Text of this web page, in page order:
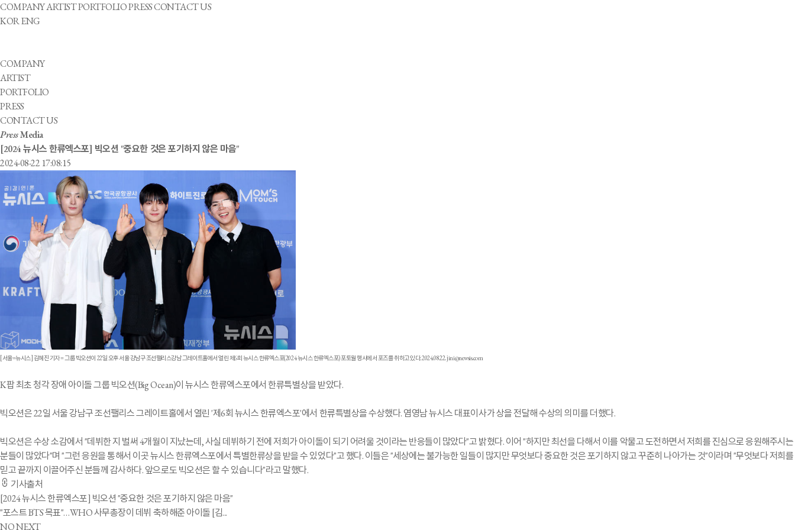
COMPANYARTISTPORTFOLIOPRESSCONTACT US
KORENG
COMPANY
ARTIST
PORTFOLIO
PRESS
CONTACT US
PressMedia
[2024 뉴시스 한류엑스포] 빅오션 "중요한 것은 포기하지 않은 마음"
2024-08-22 17:08:15
[서울=뉴시스] 김혜진 기자 = 그룹 빅오션이 22일 오후 서울 강남구 조선팰리스강남 그레이트홀에서 열린 제6회 뉴시스 한류엑스포(2024 뉴시스 한류엑스포) 포토월 행사에서 포즈를 취하고 있다. 2024.08.22. jini@newsis.com
K팝 최초 청각 장애 아이돌 그룹 빅오션(Big Ocean)이 뉴시스 한류엑스포에서 한류특별상을 받았다.
빅오션은 22일 서울 강남구 조선팰리스 그레이트홀에서 열린 '제6회 뉴시스 한류엑스포'에서 한류특별상을 수상했다. 염영남 뉴시스 대표이사가 상을 전달해 수상의 의미를 더했다.
빅오션은 수상 소감에서 "데뷔한 지 벌써 4개월이 지났는데, 사실 데뷔하기 전에 저희가 아이돌이 되기 어려울 것이라는 반응들이 많았다"고 밝혔다. 이어 "하지만 최선을 다해서 이를 악물고 도전하면서 저희를 진심으로 응원해주시는
분들이 많았다"며 "그런 응원을 통해서 이곳 뉴시스 한류엑스포에서 특별한류상을 받을 수 있었다"고 했다. 이들은 "세상에는 불가능한 일들이 많지만 무엇보다 중요한 것은 포기하지 않고 꾸준히 나아가는 것"이라며 "무엇보다 저희를
믿고 끝까지 이끌어주신 분들께 감사하다. 앞으로도 빅오션은 할 수 있습니다"라고 말했다.
기사출처
[2024 뉴시스 한류엑스포] 빅오션 "중요한 것은 포기하지 않은 마음"
"포스트 BTS 목표"…WHO 사무총장이 데뷔 축하해준 아이돌 [김...
NO NEXT